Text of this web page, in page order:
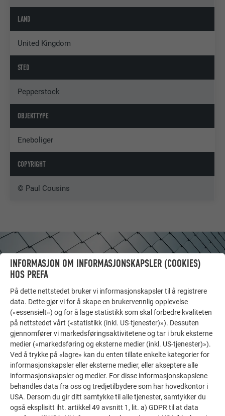
LAND
United Kingdom
STED
Pepperstock
OBJEKTTYPE
Eneboliger
COPYRIGHT
© Paul Cousins
FÅ INSPIRASJON!
FLERE OBJEKTER
PREFA referansegalleri viser hvor allsidig aluminium
kan brukes. Oppdag flere imponerende prosjekter med
INFORMASJON OM INFORMASJONSKAPSLER (COOKIES)
HOS PREFA
På dette nettstedet bruker vi informasjonskapsler til å registrere
data. Dette gjør vi for å skape en brukervennlig opplevelse
(«essensielt») og for å lage statistikk som skal forbedre kvaliteten
på nettstedet vårt («statistikk (inkl. US-tjenester)»). Dessuten
gjennomfører vi markedsføringsaktivitetene og tar i bruk eksterne
medier («markedsføring og eksterne medier (inkl. US-tjenester)»).
Ved å trykke på «lagre» kan du enten tillate enkelte kategorier for
informasjonskapsler eller eksterne medier, eller akseptere alle
informasjonskapsler og medier. For disse informasjonskapslene
behandles data fra oss og tredjetilbydere som har hovedkontor i
USA. Dersom du gir ditt samtykke til alle tjenester, samtykker du
også eksplisitt iht. artikkel 49 avsnitt 1, lit. a) GDPR til at data